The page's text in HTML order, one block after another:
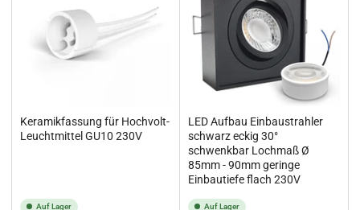
Keramikfassung für Hochvolt-
Leuchtmittel GU10 230V
Auf Lager
LED Aufbau Einbaustrahler
schwarz eckig 30°
schwenkbar Lochmaß Ø
85mm - 90mm geringe
Einbautiefe flach 230V
Auf Lager